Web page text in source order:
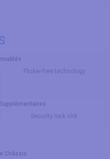
Flicker-free technology
Security lock slot
Châssis